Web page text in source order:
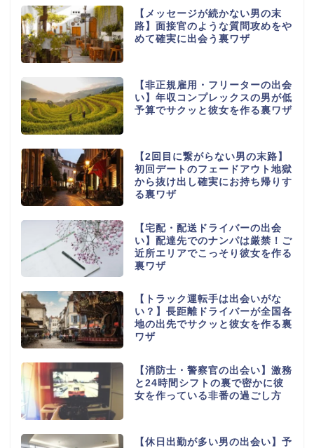
【メッセージが続かない男の末
路】面接官のような質問攻めをや
めて確実に出会う裏ワザ
【非正規雇用・フリーターの出会
い】年収コンプレックスの男が低
予算でサクッと彼女を作る裏ワザ
【2回目に繋がらない男の末路】
初回デートのフェードアウト地獄
から抜け出し確実にお持ち帰りす
る裏ワザ
【宅配・配送ドライバーの出会
い】配達先でのナンパは厳禁！ご
近所エリアでこっそり彼女を作る
裏ワザ
【トラック運転手は出会いがな
い？】長距離ドライバーが全国各
地の出先でサクッと彼女を作る裏
ワザ
【消防士・警察官の出会い】激務
と24時間シフトの裏で密かに彼
女を作っている非番の過ごし方
【休日出勤が多い男の出会い】予